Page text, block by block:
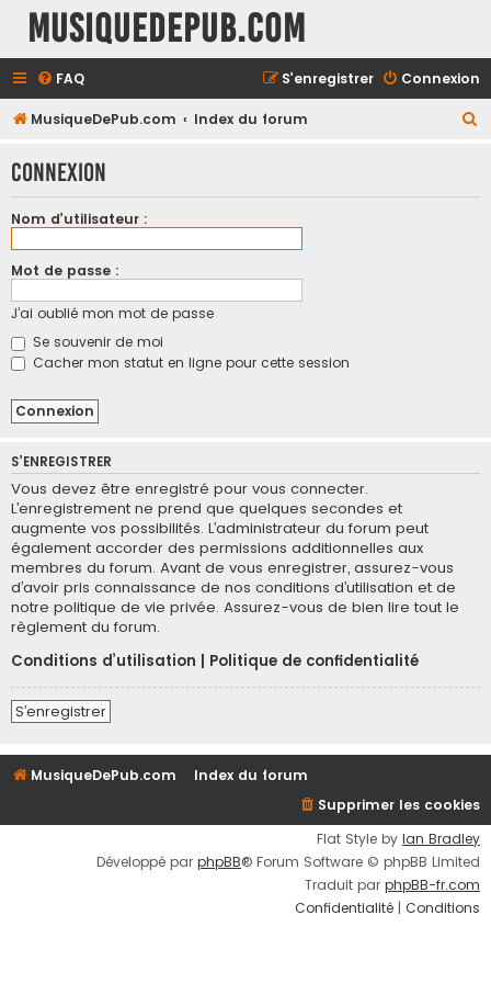
MusiqueDePub.com
FAQ Connexion
S’enregistrer
MusiqueDePub.com Index du forum
h
Connexion
Nom d’utilisateur :
Mot de passe :
J’ai oublié mon mot de passe
Se souvenir de moi
Cacher mon statut en ligne pour cette session
S’ENREGISTRER
Vous devez être enregistré pour vous connecter.
L’enregistrement ne prend que quelques secondes et
augmente vos possibilités. L’administrateur du forum peut
également accorder des permissions additionnelles aux
membres du forum. Avant de vous enregistrer, assurez-vous
d’avoir pris connaissance de nos conditions d’utilisation et de
notre politique de vie privée. Assurez-vous de bien lire tout le
règlement du forum.
Conditions d’utilisation
Politique de confidentialité
S’enregistrer
MusiqueDePub.com
Index du forum
Supprimer les cookies
Flat Style by Ian Bradley
Développé par phpBB® Forum Software © phpBB Limited
Traduit par phpBB-fr.com
Confidentialité | Conditions